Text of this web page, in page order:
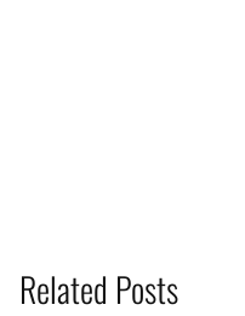
Related Posts